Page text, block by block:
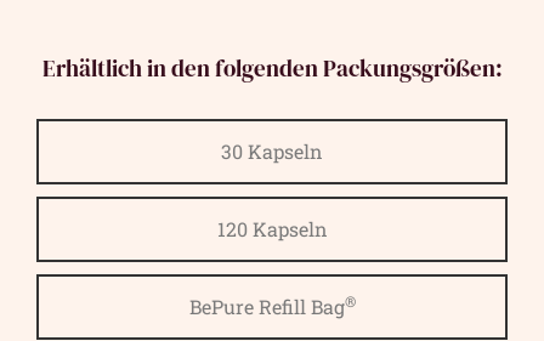
Erhältlich in den folgenden Packungsgrößen:
30 Kapseln
120 Kapseln
BePure Refill Bag®